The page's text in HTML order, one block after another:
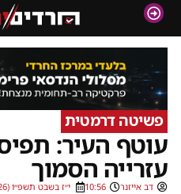
פשיטה דרמטית
עוטף העיר:
עזרייה הסמוך
דב אייזנר 10:56 י״ז בשבט תשפ״ו (04/02/2026)